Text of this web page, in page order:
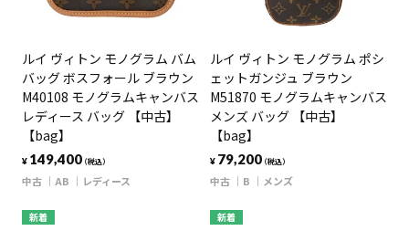
ルイ ヴィトン モノグラム バム
バッグ ボスフォール ブラウン
M40108 モノグラムキャンバス
レディース バッグ 【中古】
【bag】
¥ 149,400（税込）
中古 AB レディース
ルイ ヴィトン モノグラム ポシ
ェットガンジュ ブラウン
M51870 モノグラムキャンバス
メンズ バッグ 【中古】
【bag】
¥ 79,200（税込）
中古 B メンズ
新着 新着